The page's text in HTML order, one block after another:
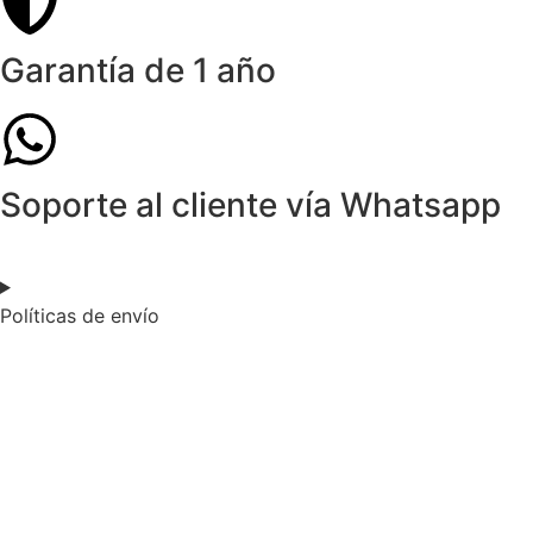
Garantía de 1 año
Soporte al cliente vía Whatsapp
Políticas de envío